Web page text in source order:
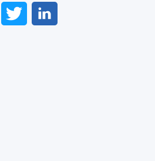
COMPARTILHAR
NO
COMPARTILHAR
NO